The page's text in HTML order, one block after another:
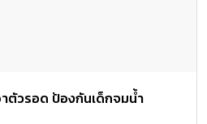
ตัวรอด ป้องกันเด็กจมน้ำ